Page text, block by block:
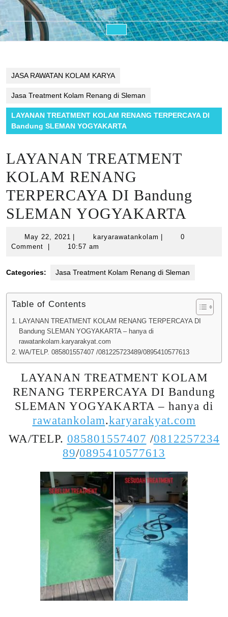
Open
JASA RAWATAN KOLAM KARYA
Jasa Treatment Kolam Renang di Sleman
LAYANAN TREATMENT KOLAM RENANG TERPERCAYA DI
Bandung SLEMAN YOGYAKARTA
LAYANAN TREATMENT
KOLAM RENANG
TERPERCAYA DI Bandung
SLEMAN YOGYAKARTA
May 22, 2021 May
22,
karyarawatankolam karyarawatankolam
0
Comment
10:57 am
Categories: Jasa Treatment Kolam Renang di Sleman
Table of Contents
LAYANAN TREATMENT KOLAM RENANG TERPERCAYA DI
Bandung SLEMAN YOGYAKARTA – hanya di
rawatankolam.karyarakyat.com
WA/TELP. 085801557407 /081225723489/0895410577613
LAYANAN TREATMENT KOLAM
RENANG TERPERCAYA DI Bandung
SLEMAN YOGYAKARTA – hanya di
rawatankolam.karyarakyat.com
WA/TELP. 085801557407 /0812257234
89/0895410577613